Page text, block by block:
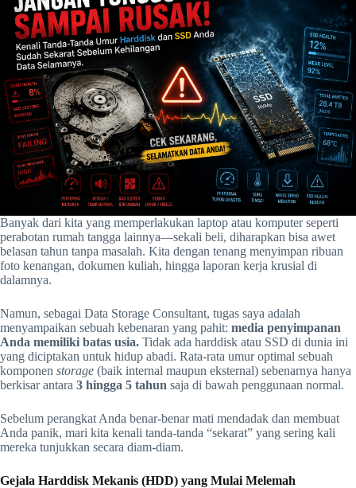
Banyak dari kita yang memperlakukan laptop atau komputer seperti
perabotan rumah tangga lainnya—sekali beli, diharapkan bisa awet
belasan tahun tanpa masalah. Kita dengan tenang menyimpan ribuan
foto kenangan, dokumen kuliah, hingga laporan kerja krusial di
dalamnya.
Namun, sebagai Data Storage Consultant, tugas saya adalah
menyampaikan sebuah kebenaran yang pahit: media penyimpanan
Anda memiliki batas usia. Tidak ada harddisk atau SSD di dunia ini
yang diciptakan untuk hidup abadi. Rata-rata umur optimal sebuah
komponen storage (baik internal maupun eksternal) sebenarnya hanya
berkisar antara 3 hingga 5 tahun saja di bawah penggunaan normal.
Sebelum perangkat Anda benar-benar mati mendadak dan membuat
Anda panik, mari kita kenali tanda-tanda “sekarat” yang sering kali
mereka tunjukkan secara diam-diam.
Gejala Harddisk Mekanis (HDD) yang Mulai Melemah